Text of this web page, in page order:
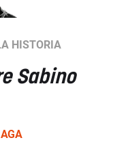
HISTORIA
Sabino